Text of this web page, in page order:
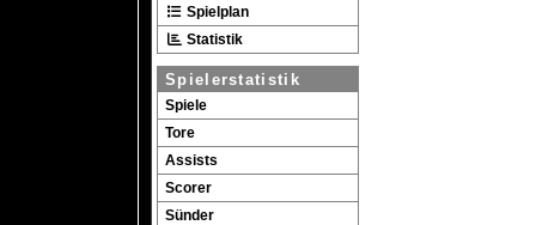
Spielplan
Statistik
Spielerstatistik
Spiele
Tore
Assists
Scorer
Sünder